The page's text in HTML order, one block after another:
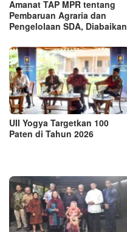
Amanat TAP MPR tentang
Pembaruan Agraria dan
Pengelolaan SDA, Diabaikan
UII Yogya Targetkan 100
Paten di Tahun 2026